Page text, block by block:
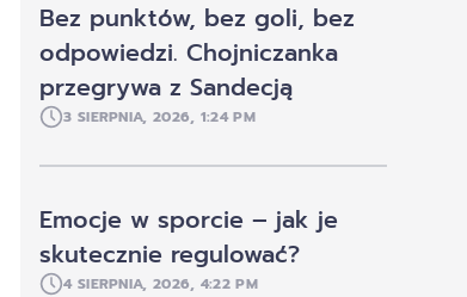
Bez punktów, bez goli, bez
odpowiedzi. Chojniczanka
przegrywa z Sandecją
3 SIERPNIA, 2026, 1:24 PM
Emocje w sporcie – jak je
skutecznie regulować?
4 SIERPNIA, 2026, 4:22 PM